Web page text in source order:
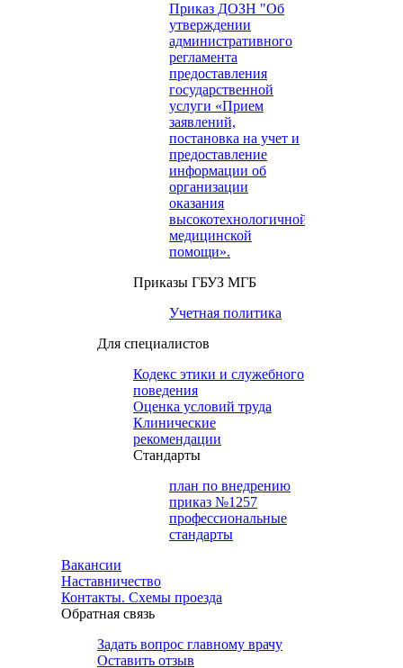
Приказ ДОЗН "Об
утверждении
административного
регламента
предоставления
государственной
услуги «Прием
заявлений,
постановка на учет и
предоставление
информации об
организации
оказания
высокотехнологичной
медицинской
помощи».
Приказы ГБУЗ МГБ
Учетная политика
Для специалистов
Кодекс этики и служебного
поведения
Оценка условий труда
Клинические
рекомендации
Cтандарты
план по внедрению
приказ №1257
профессиональные
стандарты
Вакансии
Наставничество
Контакты. Схемы проезда
Обратная связь
Задать вопрос главному врачу
Оставить отзыв